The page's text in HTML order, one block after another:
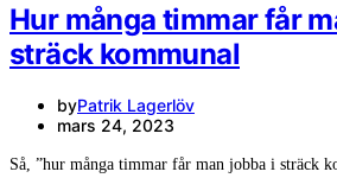
Hur många timmar får
sträck kommunal
byPatrik Lagerlöv
mars 24, 2023
Så, ”hur många timmar får man jobba i sträck